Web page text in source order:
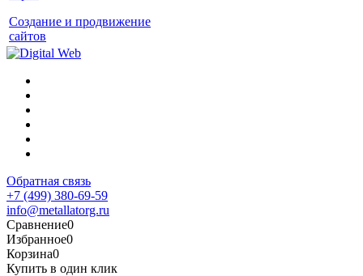
Создание и продвижение
сайтов
Обратная связь
+7 (499) 380-69-59
info@metallatorg.ru
Сравнение0
Избранное0
Корзина0
Купить в один клик